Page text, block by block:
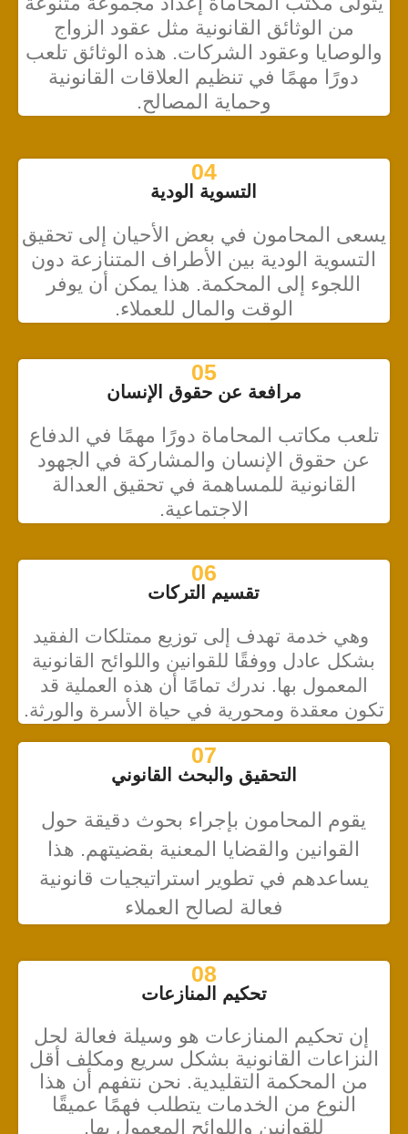
من الوثائق القانونية مثل عقود الزواج
والوصايا وعقود الشركات. هذه الوثائق تلعب
دورًا مهمًا في تنظيم العلاقات القانونية
وحماية المصالح.
04
التسوية الودية
يسعى المحامون في بعض الأحيان إلى تحقيق
التسوية الودية بين الأطراف المتنازعة دون
اللجوء إلى المحكمة. هذا يمكن أن يوفر
الوقت والمال للعملاء.
05
مرافعة عن حقوق الإنسان
تلعب مكاتب المحاماة دورًا مهمًا في الدفاع
عن حقوق الإنسان والمشاركة في الجهود
القانونية للمساهمة في تحقيق العدالة
الاجتماعية.
06
تقسيم التركات
وهي خدمة تهدف إلى توزيع ممتلكات الفقيد
بشكل عادل ووفقًا للقوانين واللوائح القانونية
المعمول بها. ندرك تمامًا أن هذه العملية قد
تكون معقدة ومحورية في حياة الأسرة والورثة.
07
التحقيق والبحث القانوني
يقوم المحامون بإجراء بحوث دقيقة حول
القوانين والقضايا المعنية بقضيتهم. هذا
يساعدهم في تطوير استراتيجيات قانونية
فعالة لصالح العملاء
08
تحكيم المنازعات
إن تحكيم المنازعات هو وسيلة فعالة لحل
النزاعات القانونية بشكل سريع ومكلف أقل
من المحكمة التقليدية. نحن نتفهم أن هذا
النوع من الخدمات يتطلب فهمًا عميقًا
للقوانين واللوائح المعمول بها.